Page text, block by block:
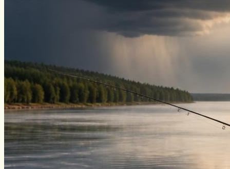
Узлы
Рецепты
Разное
Меню